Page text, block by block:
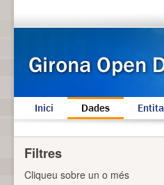
Inici Dades
Filtres
Cliqueu sobre un o més